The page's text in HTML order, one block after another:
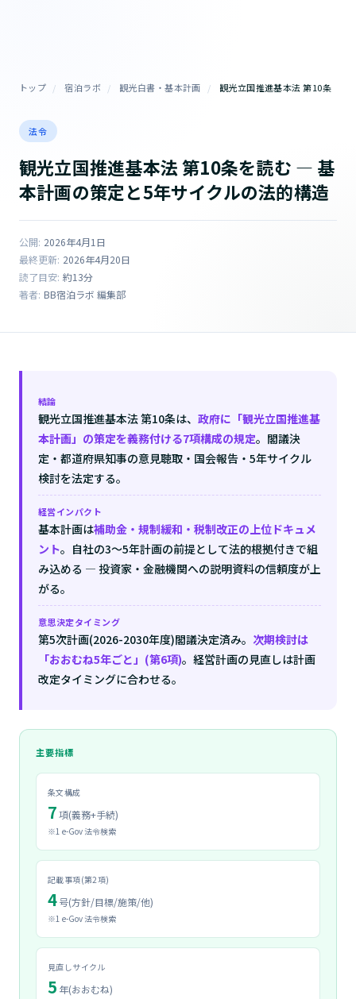
トップ / 宿泊ラボ / 観光白書・基本計画 / 観光立国推進基本法 第10条
法令
観光立国推進基本法 第10条を読む ― 基
本計画の策定と5年サイクルの法的構造
公開: 2026年4月1日
最終更新: 2026年4月20日
読了目安: 約13分
著者: BB宿泊ラボ 編集部
結論
観光立国推進基本法 第10条は、 政府に「観光立国推進基
本計画」の策定を義務付ける7項構成の規定。閣議決
定・都道府県知事の意見聴取・国会報告・5年サイクル
検討を法定する。
経営インパクト
基本計画は補助金・規制緩和・税制改正の上位ドキュメ
ント。自社の3〜5年計画の前提として法的根拠付きで組
み込める — 投資家・金融機関への説明資料の信頼度が上
がる。
意思決定タイミング
第5次計画(2026-2030年度)閣議決定済み。 次期検討は
「おおむね5年ごと」(第6項)。経営計画の見直しは計画
改定タイミングに合わせる。
主要指標
条文構成
7項(義務+手続)
※1 e-Gov 法令検索
記載事項(第2項)
4号(方針/目標/施策/他)
※1 e-Gov 法令検索
見直しサイクル
5 年(おおむね)